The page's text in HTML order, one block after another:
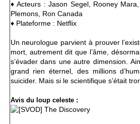
♦ Acteurs : Jason Segel, Rooney
Plemons, Ron Canada
♦ Plateforme : Netflix
Un neurologue parvient à prouver
mort, autrement dit que l’âme,
s’évader dans une autre dimension.
grand rien éternel, des millions
suicider. Mais si le scientifique s’était
Avis du loup celeste :